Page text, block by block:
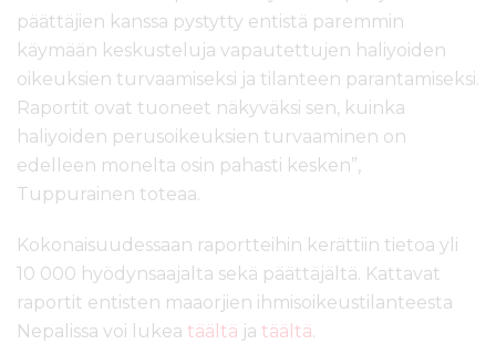
päättäjien kanssa pystytty entistä paremmin
käymään keskusteluja vapautettujen haliyoiden
oikeuksien turvaamiseksi ja tilanteen parantamiseksi.
Raportit ovat tuoneet näkyväksi sen, kuinka
haliyoiden perusoikeuksien turvaaminen on
edelleen monelta osin pahasti kesken”,
Tuppurainen toteaa.
Kokonaisuudessaan raportteihin kerättiin tietoa yli
10 000 hyödynsaajalta sekä päättäjältä. Kattavat
raportit entisten maaorjien ihmisoikeustilanteesta
Nepalissa voi lukea täältä ja täältä.